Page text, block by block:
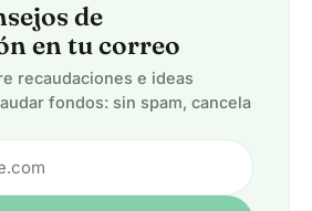
de
en tu correo
recaudaciones e ideas
fondos: sin spam, cancela